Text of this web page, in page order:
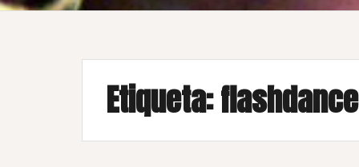
Etiqueta:flashdance